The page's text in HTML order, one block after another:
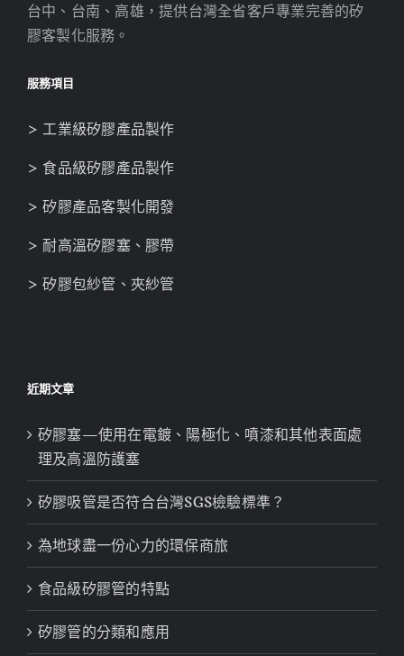
台中、台南、高雄，提供台灣全省客戶專業完善的矽
膠客製化服務。
服務項目
> 工業級矽膠產品製作
> 食品級矽膠產品製作
> 矽膠產品客製化開發
> 耐高溫矽膠塞、膠帶
> 矽膠包紗管、夾紗管
近期文章
矽膠塞—使用在電鍍、陽極化、噴漆和其他表面處
理及高溫防護塞
矽膠吸管是否符合台灣SGS檢驗標準？
為地球盡一份心力的環保商旅
食品級矽膠管的特點
矽膠管的分類和應用